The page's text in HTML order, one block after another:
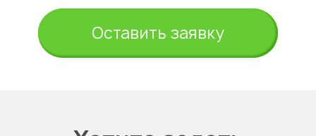
Оставить заявку